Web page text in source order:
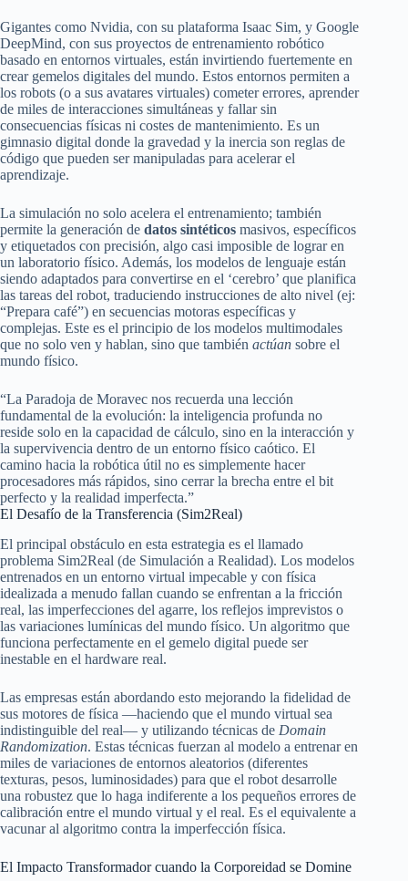
Gigantes como Nvidia, con su plataforma Isaac Sim, y Google
DeepMind, con sus proyectos de entrenamiento robótico
basado en entornos virtuales, están invirtiendo fuertemente en
crear gemelos digitales del mundo. Estos entornos permiten a
los robots (o a sus avatares virtuales) cometer errores, aprender
de miles de interacciones simultáneas y fallar sin
consecuencias físicas ni costes de mantenimiento. Es un
gimnasio digital donde la gravedad y la inercia son reglas de
código que pueden ser manipuladas para acelerar el
aprendizaje.
La simulación no solo acelera el entrenamiento; también
permite la generación de datos sintéticos masivos, específicos
y etiquetados con precisión, algo casi imposible de lograr en
un laboratorio físico. Además, los modelos de lenguaje están
siendo adaptados para convertirse en el ‘cerebro’ que planifica
las tareas del robot, traduciendo instrucciones de alto nivel (ej:
“Prepara café”) en secuencias motoras específicas y
complejas. Este es el principio de los modelos multimodales
que no solo ven y hablan, sino que también actúan sobre el
mundo físico.
“La Paradoja de Moravec nos recuerda una lección
fundamental de la evolución: la inteligencia profunda no
reside solo en la capacidad de cálculo, sino en la interacción y
la supervivencia dentro de un entorno físico caótico. El
camino hacia la robótica útil no es simplemente hacer
procesadores más rápidos, sino cerrar la brecha entre el bit
perfecto y la realidad imperfecta.”
El Desafío de la Transferencia (Sim2Real)
El principal obstáculo en esta estrategia es el llamado
problema Sim2Real (de Simulación a Realidad). Los modelos
entrenados en un entorno virtual impecable y con física
idealizada a menudo fallan cuando se enfrentan a la fricción
real, las imperfecciones del agarre, los reflejos imprevistos o
las variaciones lumínicas del mundo físico. Un algoritmo que
funciona perfectamente en el gemelo digital puede ser
inestable en el hardware real.
Las empresas están abordando esto mejorando la fidelidad de
sus motores de física —haciendo que el mundo virtual sea
indistinguible del real— y utilizando técnicas de Domain
Randomization. Estas técnicas fuerzan al modelo a entrenar en
miles de variaciones de entornos aleatorios (diferentes
texturas, pesos, luminosidades) para que el robot desarrolle
una robustez que lo haga indiferente a los pequeños errores de
calibración entre el mundo virtual y el real. Es el equivalente a
vacunar al algoritmo contra la imperfección física.
El Impacto Transformador cuando la Corporeidad se Domine